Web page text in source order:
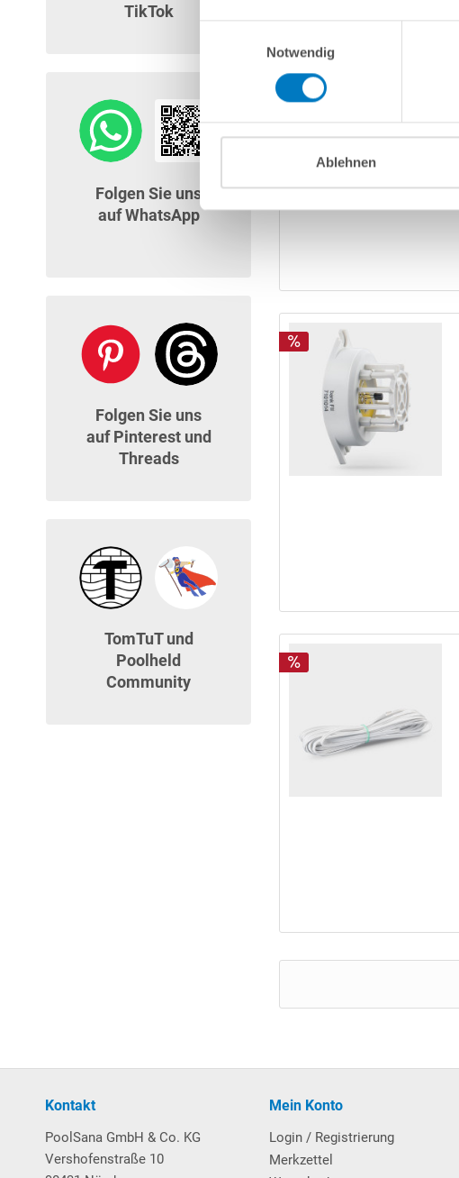
Notwendig
Ablehnen
TikTok
Folgen Sie uns
auf WhatsApp
Folgen Sie uns
auf Pinterest und
Threads
TomTuT und
Poolheld
Community
Kontakt
PoolSana GmbH & Co. KG
Vershofenstraße 10
Mein Konto
Login / Registrierung
Merkzettel